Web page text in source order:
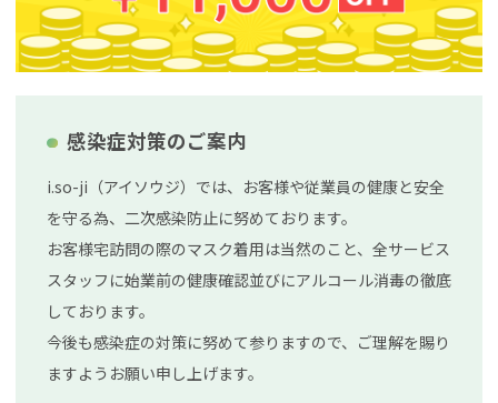
感染症対策のご案内
i.so-ji（アイソウジ）では、お客様や従業員の健康と安全
を守る為、二次感染防止に努めております。
お客様宅訪問の際のマスク着用は当然のこと、全サービス
スタッフに始業前の健康確認並びにアルコール消毒の徹底
しております。
今後も感染症の対策に努めて参りますので、ご理解を賜り
ますようお願い申し上げます。